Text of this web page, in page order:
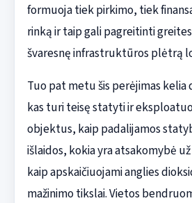
formuoja tiek pirkimo, tiek
rinką ir taip gali pagreitinti
švaresnę infrastruktūros plėtrą
Tuo pat metu šis perėjimas kelia
kas turi teisę statyti ir
objektus, kaip padalijamos
išlaidos, kokia yra atsakomybė
kaip apskaičiuojami anglies
mažinimo tikslai. Vietos